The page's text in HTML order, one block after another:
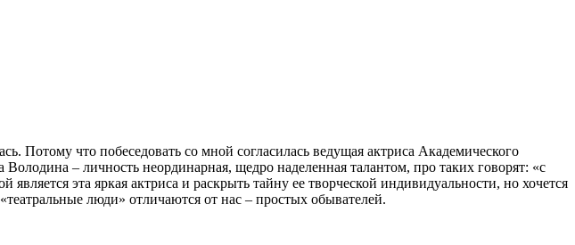
Потому что побеседовать со мной согласилась ведущая актриса Академического
– личность неординарная, щедро наделенная талантом, про таких говорят: «с
эта яркая актриса и раскрыть тайну ее творческой индивидуальности, но хочется
люди» отличаются от нас – простых обывателей.